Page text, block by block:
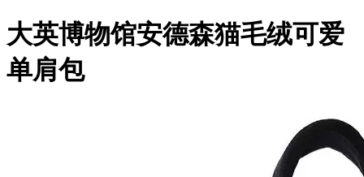
大英博物馆安德森猫毛绒可爱
单肩包